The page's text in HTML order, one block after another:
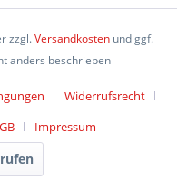
zzgl.Versandkosten und ggf.
anders beschrieben
Widerrufsrecht
Impressum